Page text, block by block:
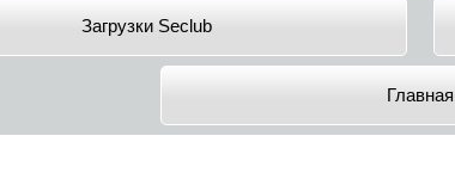
Загрузки Seclub
Главная